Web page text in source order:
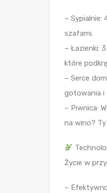
– Sypialnie:
szafami.
– Łazienki:
które
– Serce
gotowania i
– Piwnica:
na wino?
Życie w
–